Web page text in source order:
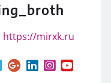
https://mirxk.ru